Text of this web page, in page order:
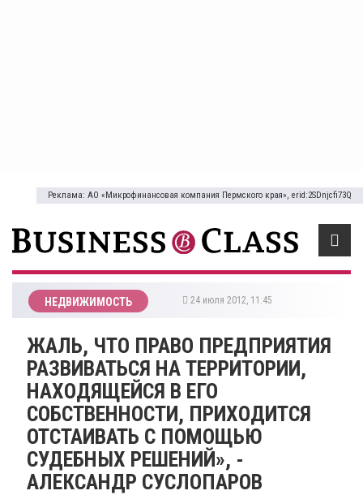
Реклама: АО «Микрофинансовая компания Пермского края», erid:2SDnjcfi73Q
НЕДВИЖИМОСТЬ 24 июля 2012, 11:45
ЖАЛЬ, ЧТО ПРАВО ПРЕДПРИЯТИЯ
РАЗВИВАТЬСЯ НА ТЕРРИТОРИИ,
НАХОДЯЩЕЙСЯ В ЕГО
СОБСТВЕННОСТИ, ПРИХОДИТСЯ
ОТСТАИВАТЬ С ПОМОЩЬЮ
СУДЕБНЫХ РЕШЕНИЙ», -
АЛЕКСАНДР СУСЛОПАРОВ